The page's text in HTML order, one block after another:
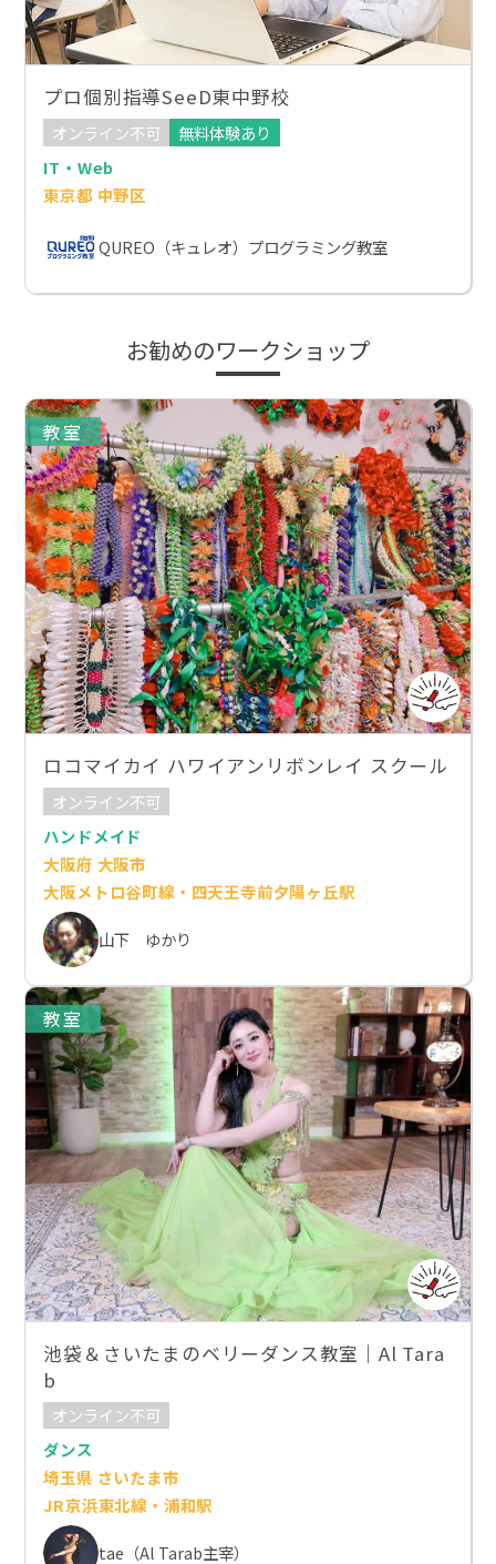
プロ個別指導SeeD東中野校
オンライン不可
無料体験あり
IT・Web
東京都 中野区
QUREO（キュレオ）プログラミング教室
お勧めのワークショップ
教室
ロコマイカイ ハワイアンリボンレイ スクール
オンライン不可
ハンドメイド
大阪府 大阪市
大阪メトロ谷町線・四天王寺前夕陽ヶ丘駅
山下 ゆかり
教室
池袋＆さいたまのベリーダンス教室｜Al Tara
b
オンライン不可
ダンス
埼玉県 さいたま市
JR京浜東北線・浦和駅
tae（Al Tarab主宰）